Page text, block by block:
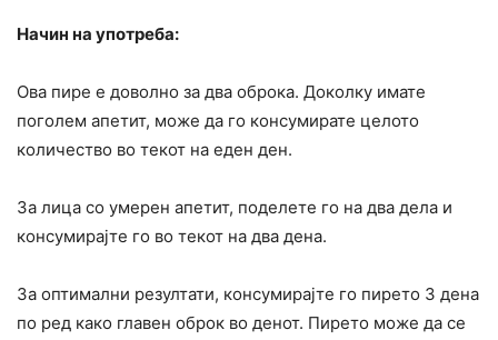
Начин на употреба:
Ова пире е доволно за два оброка. Доколку имате
поголем апетит, може да го консумирате целото
количество во текот на еден ден.
За лица со умерен апетит, поделете го на два дела и
консумирајте го во текот на два дена.
За оптимални резултати, консумирајте го пирето 3 дена
по ред како главен оброк во денот. Пирето може да се